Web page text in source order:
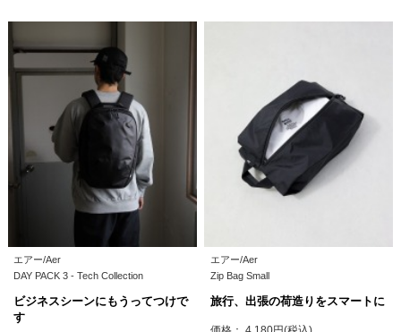
エアー/Aer
DAY PACK 3 - Tech Collection
ビジネスシーンにもうってつけで
す
エアー/Aer
Zip Bag Small
旅行、出張の荷造りをスマートに